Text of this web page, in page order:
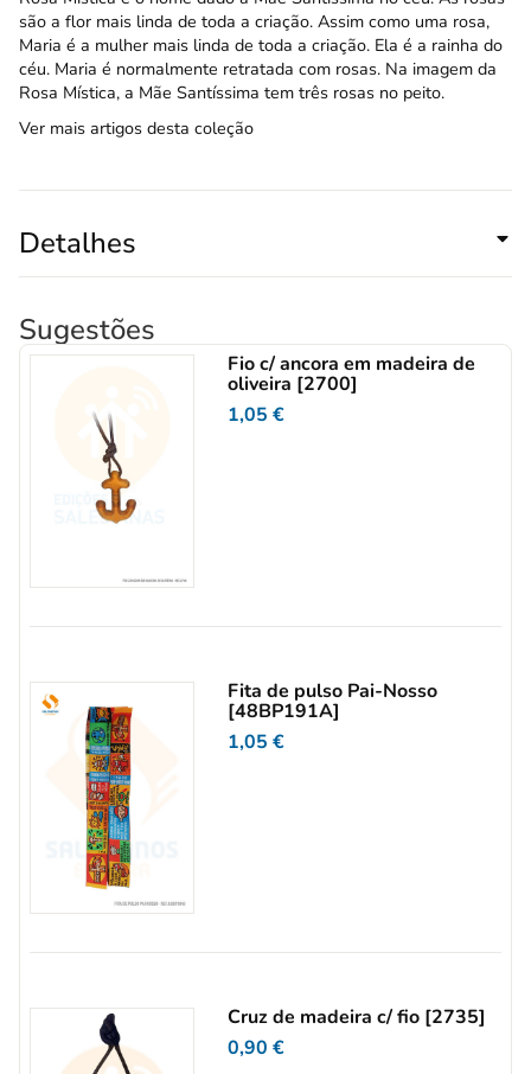
são a flor mais linda de toda a criação. Assim como uma rosa,
Maria é a mulher mais linda de toda a criação. Ela é a rainha do
céu. Maria é normalmente retratada com rosas. Na imagem da
Rosa Mística, a Mãe Santíssima tem três rosas no peito.
Ver mais artigos desta coleção
Detalhes
Sugestões
Fio c/ ancora em madeira de
oliveira [2700]
1,05€
Fita de pulso Pai-Nosso
[48BP191A]
1,05€
Cruz de madeira c/ fio [2735]
0,90€